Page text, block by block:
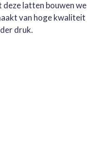
latten bouwen
van hoge
druk.